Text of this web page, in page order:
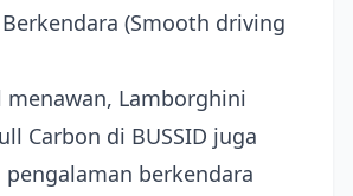
(Smooth driving
menawan, Lamborghini
Carbon di BUSSID juga
berkendara